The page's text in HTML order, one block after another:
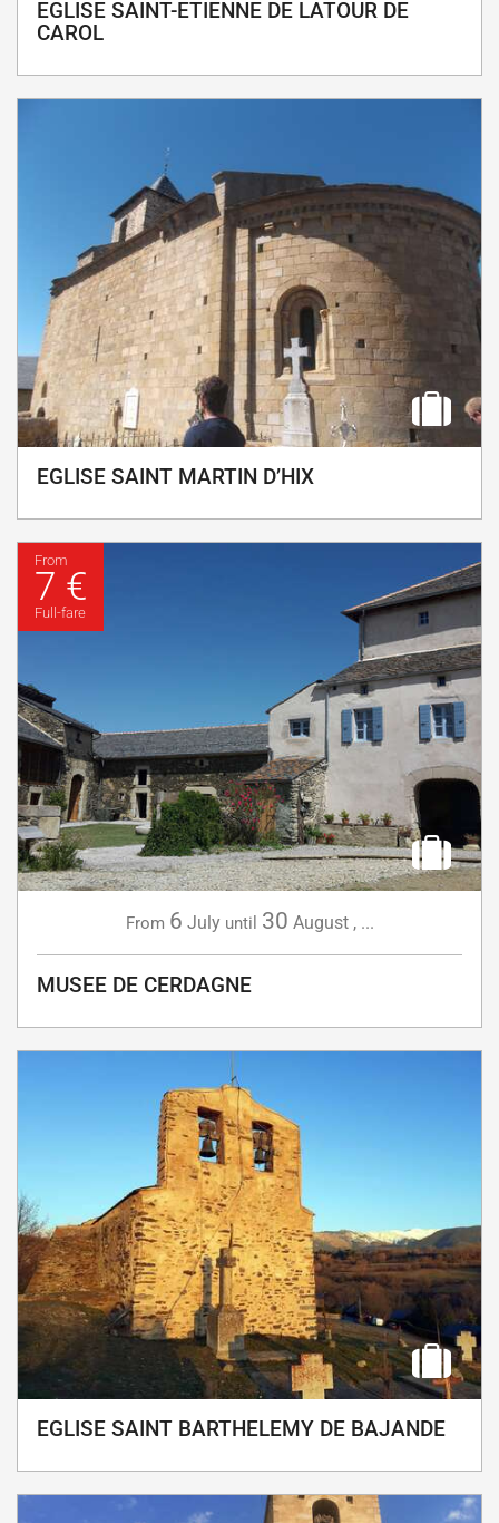
EGLISE SAINT-ETIENNE DE LATOUR DE
CAROL
EGLISE SAINT MARTIN D’HIX
From
7 €
Full-fare
From 6 July until 30 August, ...
MUSEE DE CERDAGNE
EGLISE SAINT BARTHELEMY DE BAJANDE